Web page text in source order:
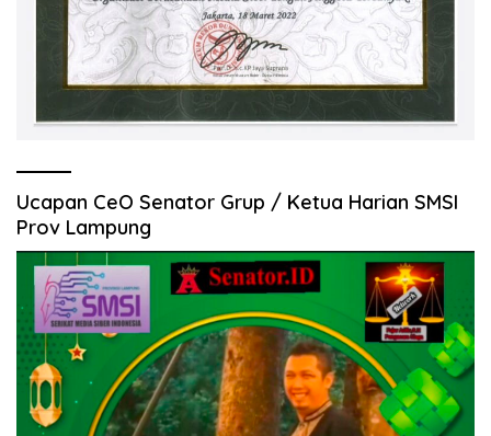
Ucapan CeO Senator Grup / Ketua Harian SMSI
Prov Lampung